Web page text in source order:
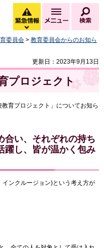
緊急情報
緊急情報を開く
メニュー
委員会 > 教育委員会からのお知ら
更新日：2023年9月13日
プロジェクト
育プロジェクト」についてお知ら
合い、それぞれの持ち
躍し、皆が温かく包み
ンクルージョン)という考え方が